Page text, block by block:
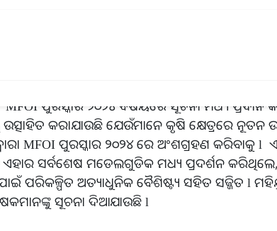
MFOI ପୁରସ୍କାର ୨୦୨୪ ବିଷୟରେ ସୂଚନା ମଧ୍ୟ ପ୍ରଦାନ
କରାଯାଉଛି ଯେଉଁମାନେ କୃଷି କ୍ଷେତ୍ରରେ ନୂତନ
MFOI ପୁରସ୍କାର ୨୦୨୪ ରେ ଅଂଶଗ୍ରହଣ କରିବାକୁ l
ଏହାର ସର୍ବଶେଷ ମଡେଲଗୁଡିକ ମଧ୍ୟ ପ୍ରଦର୍ଶନ କରିଥିଲେ,
ପରିକଳ୍ପିତ ଅତ୍ୟାଧୁନିକ ବୈଶିଷ୍ଟ୍ୟ ସହିତ ସଜ୍ଜିତ l
ସୂଚନା ଦିଆଯାଉଛି l